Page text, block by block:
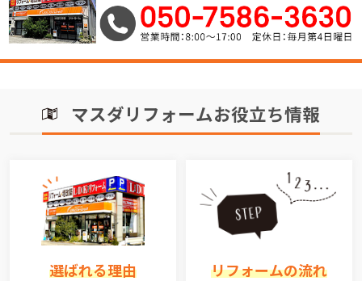
マスダリフォームお役立ち情報
選ばれる理由 リフォームの流れ